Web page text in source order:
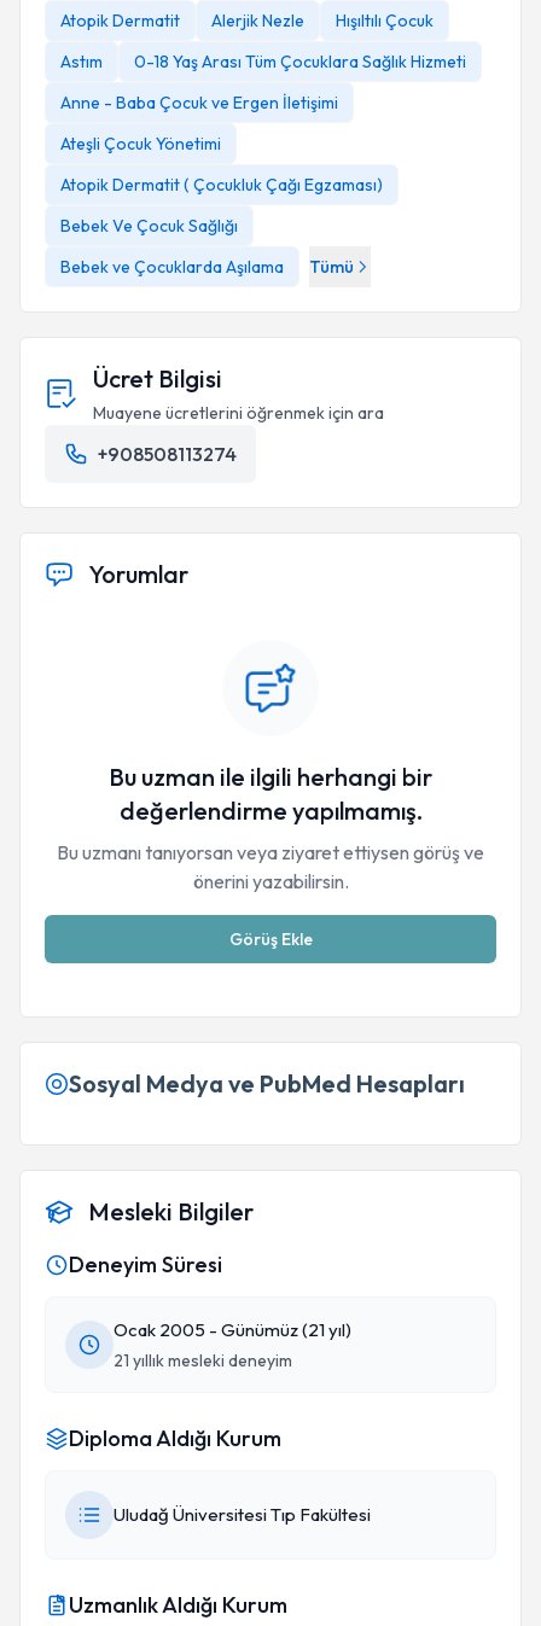
Atopik Dermatit Alerjik Nezle
Hışıltılı Çocuk
Astım
0-18 Yaş Arası Tüm Çocuklara Sağlık Hizmeti
Anne - Baba Çocuk ve Ergen İletişimi
Ateşli Çocuk Yönetimi
Atopik Dermatit ( Çocukluk Çağı Egzaması)
Bebek Ve Çocuk Sağlığı
Bebek ve Çocuklarda Aşılama
Tümü
Ücret Bilgisi
Muayene ücretlerini öğrenmek için ara
+908508113274
Yorumlar
Bu uzman ile ilgili herhangi bir
değerlendirme yapılmamış.
Bu uzmanı tanıyorsan veya ziyaret ettiysen görüş ve
önerini yazabilirsin.
Görüş Ekle
Sosyal Medya ve PubMed Hesapları
Mesleki Bilgiler
Deneyim Süresi
Ocak 2005 - Günümüz (21 yıl)
21 yıllık mesleki deneyim
Diploma Aldığı Kurum
Uludağ Üniversitesi Tıp Fakültesi
Uzmanlık Aldığı Kurum